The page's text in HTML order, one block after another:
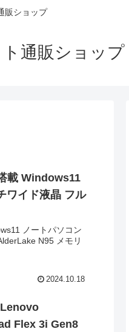
販ショップ
通販ショップ
載 Windows11
ワイド液晶 フル
ノートパソコン
N95 メモリ
2024.10.18
Flex 3i Gen8